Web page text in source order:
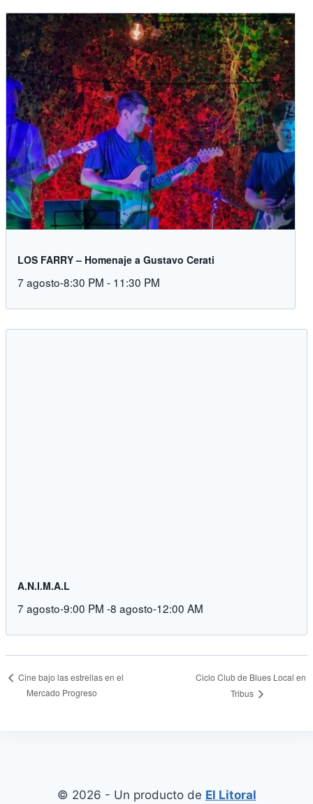
LOS FARRY – Homenaje a Gustavo Cerati
7 agosto-8:30 PM - 11:30 PM
A.N.I.M.A.L
7 agosto-9:00 PM -8 agosto-12:00 AM
Cine bajo las estrellas en el
Mercado Progreso
Ciclo Club de Blues Local en
Tribus
© 2026 - Un producto de El Litoral